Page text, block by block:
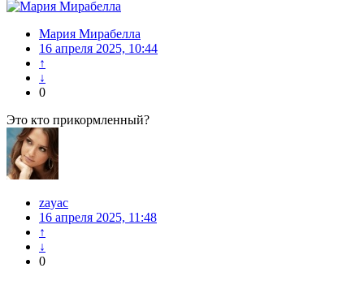
Мария Мирабелла
16 апреля 2025, 10:44
↑
↓
0
Это кто прикормленный?
zayac
16 апреля 2025, 11:48
↑
↓
0